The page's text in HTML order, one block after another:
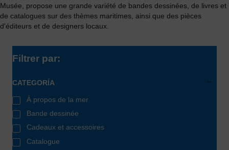
Musée, propose une grande variété de bandes dessinées, de livres et
de catalogues sur des thèmes maritimes, ainsi que des pièces
d'éditeurs et de designers locaux.
Filtrer par:
CATEGORÍA
À propos de la mer
Bande dessinée
Cadeaux et accessoires
Catalogue